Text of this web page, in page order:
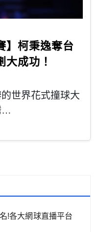
】柯秉逸奪台
成功！
世界花式撞球大
…
!各大網球直播平台